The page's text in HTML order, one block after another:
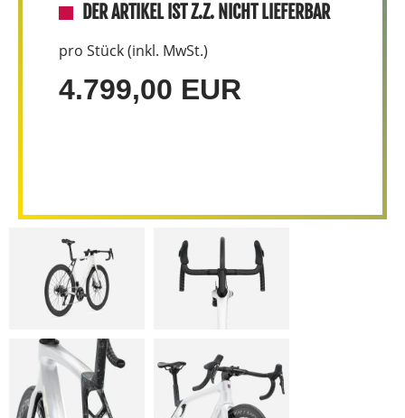
DER ARTIKEL IST Z.Z. NICHT LIEFERBAR
pro Stück (inkl. MwSt.)
4.799,00 EUR